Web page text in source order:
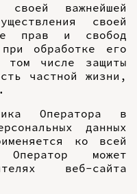
важнейшей
своей
прав и свобод
обработке его
том числе защиты
частной жизни,
Оператора в
данных
ко всей
Оператор может
веб-сайта